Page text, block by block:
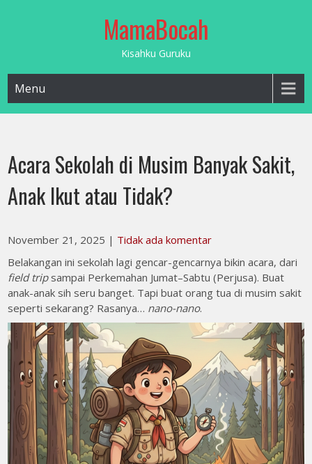
MamaBocah
Kisahku Guruku
Menu
Acara Sekolah di Musim Banyak Sakit,
Anak Ikut atau Tidak?
November 21, 2025 | Tidak ada komentar
Belakangan ini sekolah lagi gencar-gencarnya bikin acara, dari
field tripsampai Perkemahan Jumat–Sabtu (Perjusa). Buat
anak-anak sih seru banget. Tapi buat orang tua di musim sakit
seperti sekarang? Rasanya… nano-nano.